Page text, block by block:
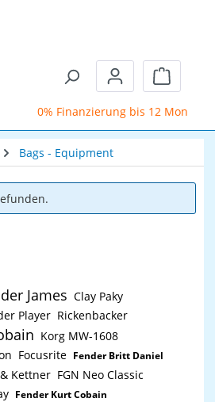
0% Finanzierung bis 12 Monate
Bags - Equipment
James Clay Paky
Player Rickenbacker
Korg MW-1608
Focusrite Fender Britt Daniel
Kettner FGN Neo Classic
Fender Kurt Cobain